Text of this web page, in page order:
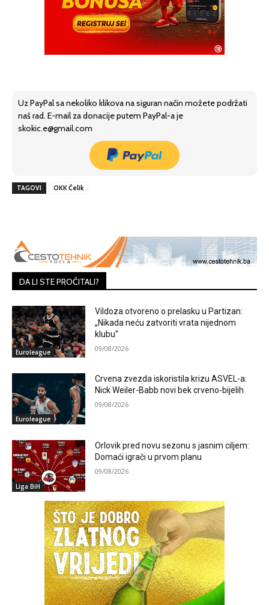
Uz PayPal sa nekoliko klikova na siguran način možete podržati
naš rad. E-mail za donacije putem PayPal-a je
skokic.e@gmail.com
TAGOVI OKK Čelik
DA LI STE PROČITALI?
Euroleague
Vildoza otvoreno o prelasku u Partizan:
„Nikada neću zatvoriti vrata nijednom
klubu“
09/08/2026
Euroleague
Crvena zvezda iskoristila krizu ASVEL-a:
Nick Weiler-Babb novi bek crveno-bijelih
09/08/2026
Liga BiH
Orlovik pred novu sezonu s jasnim ciljem:
Domaći igrači u prvom planu
09/08/2026